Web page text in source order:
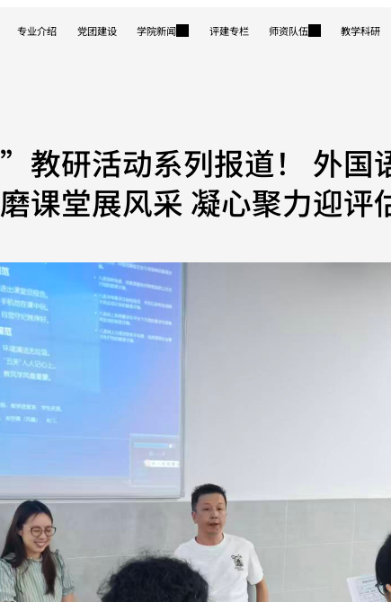
专业介绍 党团建设 学院新闻 评建专栏 师资队伍 教学科研
研活动系列报道！ 外国
课堂展风采 凝心聚力迎评